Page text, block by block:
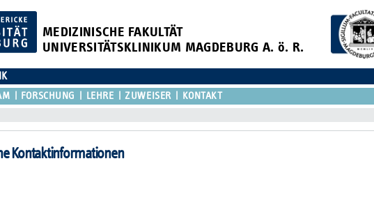
MEDIZINISCHE FAKULTÄT
UNIVERSITÄTSKLINIKUM MAGDEBURG A. ö. R.
FORSCHUNG LEHRE ZUWEISER KONTAKT
Kontaktinformationen